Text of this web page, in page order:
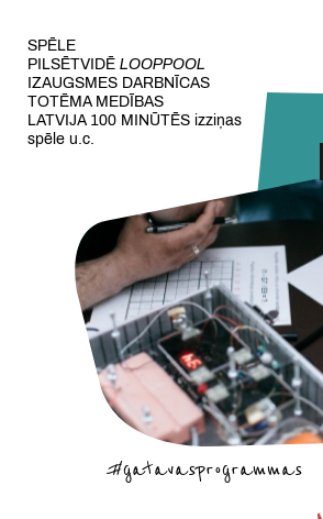
SPĒLE
PILSĒTVIDĒ LOOPPOOL
IZAUGSMES DARBNĪCAS
TOTĒMA MEDĪBAS
LATVIJA 100 MINŪTĒS izziņas
spēle u.c.
#gatavasprogrammas